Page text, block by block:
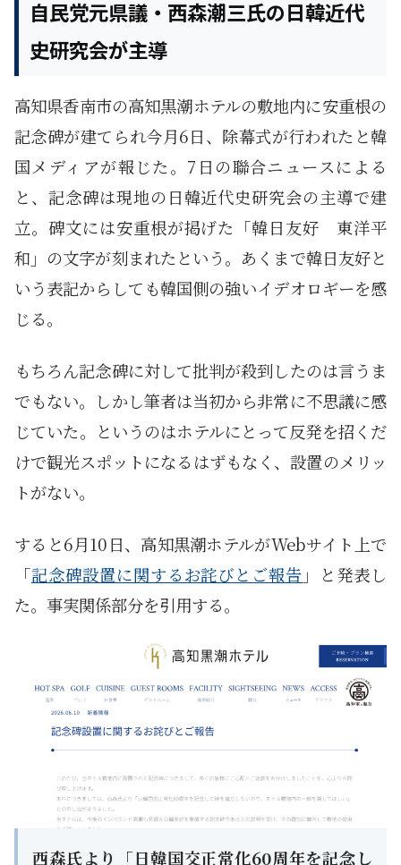
自民党元県議・西森潮三氏の日韓近代
史研究会が主導
高知県香南市の高知黒潮ホテルの敷地内に安重根の
記念碑が建てられ今月6日、除幕式が行われたと韓
国メディアが報じた。7日の聯合ニュースによる
と、記念碑は現地の日韓近代史研究会の主導で建
立。碑文には安重根が掲げた「韓日友好 東洋平
和」の文字が刻まれたという。あくまで韓日友好と
いう表記からしても韓国側の強いイデオロギーを感
じる。
もちろん記念碑に対して批判が殺到したのは言うま
でもない。しかし筆者は当初から非常に不思議に感
じていた。というのはホテルにとって反発を招くだ
けで観光スポットになるはずもなく、設置のメリッ
トがない。
すると6月10日、高知黒潮ホテルがWebサイト上で
「記念碑設置に関するお詫びとご報告 」と発表し
た。事実関係部分を引用する。
西森氏より「日韓国交正常化60周年を記念し